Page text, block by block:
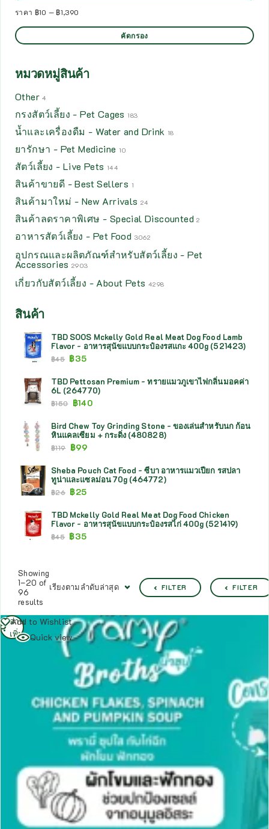
คัดกรอง
ราคา ฿10 — ฿1,390
หมวดหมู่สินค้า
Other 4
กรงสัตว์เลี้ยง - Pet Cages 183
น้ำและเครื่องดืม - Water and Drink 18
ยารักษา - Pet Medicine 10
สัตว์เลี้ยง - Live Pets 144
สินค้าขายดี - Best Sellers 1
สินค้ามาใหม่ - New Arrivals 24
สินค้าลดราคาพิเศษ - Special Discounted 2
อาหารสัตว์เลี้ยง - Pet Food 3062
อุปกรณและผลิตภัณฑ์สำหรับสัตว์เลี้ยง - Pet
Accessories 2903
เกี่ยวกับสัตว์เลี้ยง - About Pets 4298
สินค้า
TBD SOOS Mckelly Gold Real Meat Dog Food Lamb
Flavor - อาหารสุนัขแบบกระป๋องรสแกะ 400g (521423)
฿45 ฿35
TBD Pettosan Premium - ทรายแมวภูเขาไฟกลิ่นมอคค่า
6L (264770)
฿150 ฿140
Bird Chew Toy Grinding Stone - ของเล่นสำหรับนก ก้อน
หินแคลเซียม + กระดิ่ง (480828)
฿119 ฿99
Sheba Pouch Cat Food - ซีบา อาหารแมวเปียก รสปลา
ทูน่าและแซลม่อน 70g (464772)
฿26 ฿25
TBD Mckelly Gold Real Meat Dog Food Chicken
Flavor - อาหารสุนัขแบบกระป๋องรสไก่ 400g (521419)
฿45 ฿35
Showing
1–20 of
96
results
เรียงตามลำดับล่าสุด FILTER FILTER
Add to Wishlist
Quick view
อ่าน
เพิ่ม